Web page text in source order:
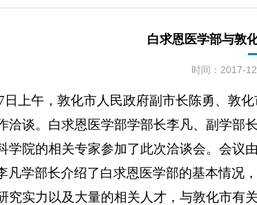
白求恩医学部与敦
时间：2017-
日上午，敦化市人民政府副市长陈勇、敦
洽谈。白求恩医学部学部长李凡、副学部
学院的相关专家参加了此次洽谈会。会议
凡学部长介绍了白求恩医学部的基本情况
究实力以及大量的相关人才，与敦化市有